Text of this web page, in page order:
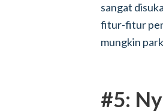
sangat
fitur-fitur
mungkin
#5: